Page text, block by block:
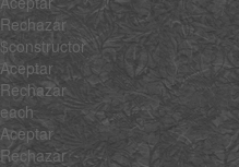
Rechazar
$constructor
Aceptar
Rechazar
each
Aceptar
Rechazar